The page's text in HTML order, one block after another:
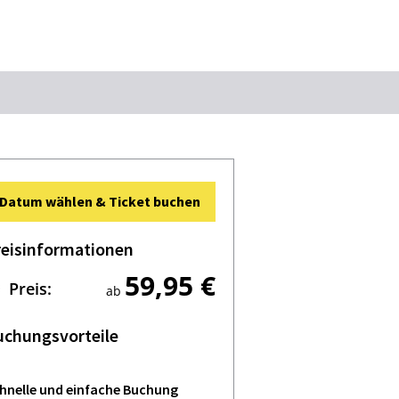
Suchbegriff
Das könnte Sie interessieren
Ausflugsziele
Datum wählen & Ticket buchen
Preis: ab 59,95 €
und einfache Buchung